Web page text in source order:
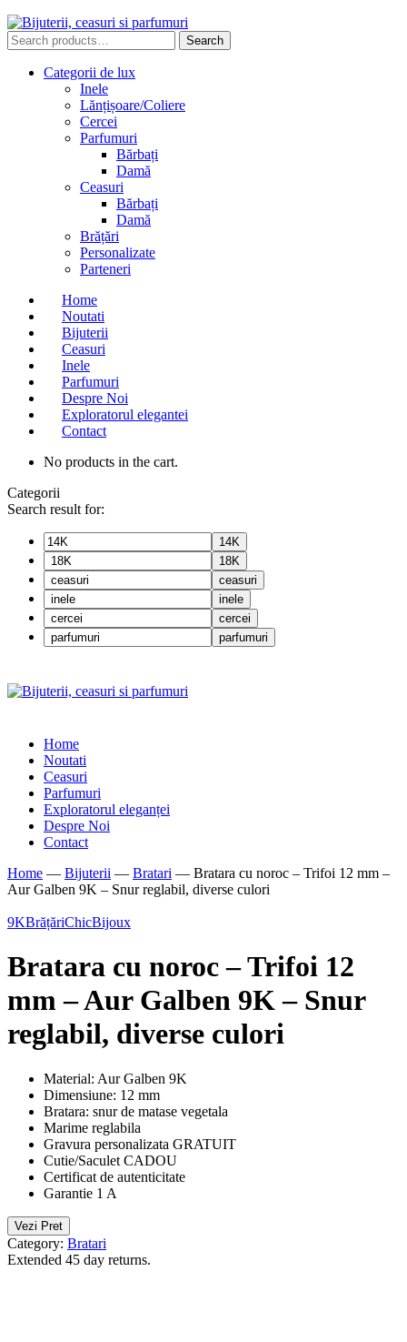
Search
for:
Search
Categorii de lux
Inele
Lănțișoare/Coliere
Cercei
Parfumuri
Bărbați
Damă
Ceasuri
Bărbați
Damă
Brățări
Personalizate
Parteneri
Home
Noutati
Bijuterii
Ceasuri
Inele
Parfumuri
Despre Noi
Exploratorul elegantei
Contact
No products in the cart.
Categorii
Search result for:
14K
18K
ceasuri
inele
cercei
parfumuri
Home
Noutati
Ceasuri
Parfumuri
Exploratorul eleganței
Despre Noi
Contact
Home — Bijuterii — Bratari — Bratara cu noroc – Trifoi 12 mm –
Aur Galben 9K – Snur reglabil, diverse culori
9KBrățăriChicBijoux
Bratara cu noroc – Trifoi 12
mm – Aur Galben 9K – Snur
reglabil, diverse culori
Material: Aur Galben 9K
Dimensiune: 12 mm
Bratara: snur de matase vegetala
Marime reglabila
Gravura personalizata GRATUIT
Cutie/Saculet CADOU
Certificat de autenticitate
Garantie 1 A
Vezi Pret
Category: Bratari
Extended 45 day returns.